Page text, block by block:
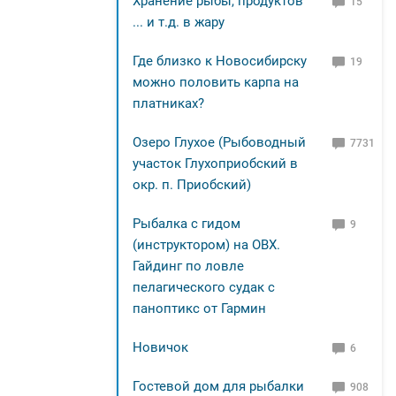
... и т.д. в жару
Где близко к Новосибирску
можно половить карпа на
платниках?
19
Озеро Глухое (Рыбоводный
участок Глухоприобский в
окр. п. Приобский)
7731
Рыбалка с гидом
(инструктором) на ОВХ.
Гайдинг по ловле
пелагического судак с
паноптикс от Гармин
9
Новичок 6
Гостевой дом для рыбалки 908